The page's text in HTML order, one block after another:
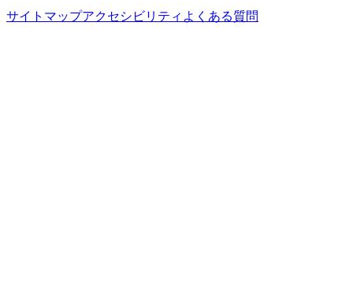
サイトマップアクセシビリティ よくある質問